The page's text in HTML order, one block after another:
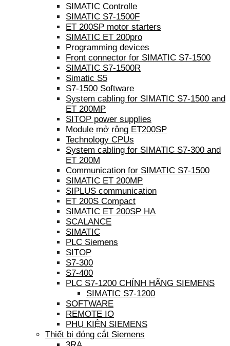
SIMATIC Controlle
SIMATIC S7-1500F
ET 200SP motor starters
SIMATIC ET 200pro
Programming devices
Front connector for SIMATIC S7-1500
SIMATIC S7-1500R
Simatic S5
S7-1500 Software
System cabling for SIMATIC S7-1500 and
ET 200MP
SITOP power supplies
Module mở rộng ET200SP
Technology CPUs
System cabling for SIMATIC S7-300 and
ET 200M
Communication for SIMATIC S7-1500
SIMATIC ET 200MP
SIPLUS communication
ET 200S Compact
SIMATIC ET 200SP HA
SCALANCE
SIMATIC
PLC Siemens
SITOP
S7-300
S7-400
PLC S7-1200 CHÍNH HÃNG SIEMENS
SIMATIC S7-1200
SOFTWARE
REMOTE IO
PHỤ KIỆN SIEMENS
Thiết bị đóng cắt Siemens